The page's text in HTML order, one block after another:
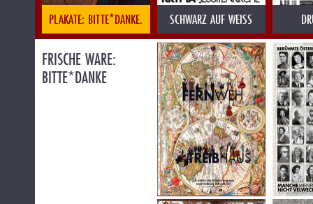
PLAKATE: BITTE*DANKE. SCHWARZ AUF WEISS
FRISCHE WARE:
BITTE*DANKE